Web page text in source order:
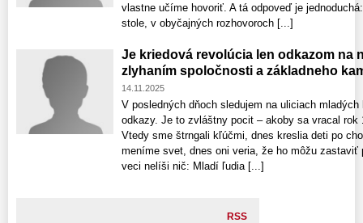
vlastne učíme hovoriť. A tá odpoveď je
stole, v obyčajných rozhovoroch [...]
Je kriedová revolúcia len odkazom na
zlyhaním spoločnosti a základneho
14.11.2025
V posledných dňoch sledujem na uliciach
odkazy. Je to zvláštny pocit – akoby sa vracal
Vtedy sme štrngali kľúčmi, dnes kreslia deti po
meníme svet, dnes oni veria, že ho môžu zastaviť
veci nelíši nič: Mladí ľudia [...]
RSS